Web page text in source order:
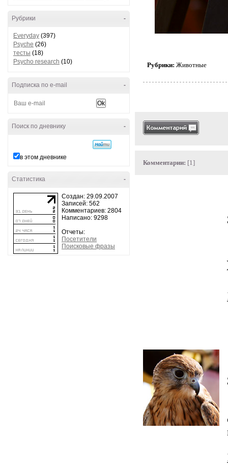
-
Рубрики
Everyday (397)
Psyche (26)
тесты (18)
Psycho research (10)
-
Подписка по e-mail
-
Поиск по дневнику
в этом дневнике
-
Статистика
Создан: 29.09.2007
Записей: 562
Комментариев: 2804
Написано: 9298
Отчеты:
Посетители
Поисковые фразы
Рубрики: Животные
Комментарии: [1]